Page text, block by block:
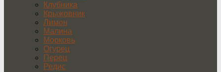
Клубника
Крыжовник
Лимон
Малина
Морковь
Огурец
Перец
Редис